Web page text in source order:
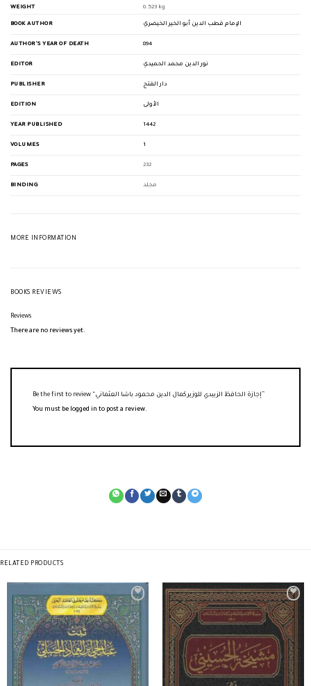
WEIGHT 0.523 kg
BOOK AUTHOR الإمام قطب الدين أبو الخير الخيضري
AUTHOR'S YEAR OF DEATH 894
EDITOR نور الدين محمد الحميدي
PUBLISHER دار الفتح
EDITION الأولى
YEAR PUBLISHED 1442
VOLUMES 1
PAGES 232
BINDING مجلد
MORE INFORMATION
BOOKS REVIEWS
Reviews
There are no reviews yet.
You must be logged in to post a review.
RELATED PRODUCTS